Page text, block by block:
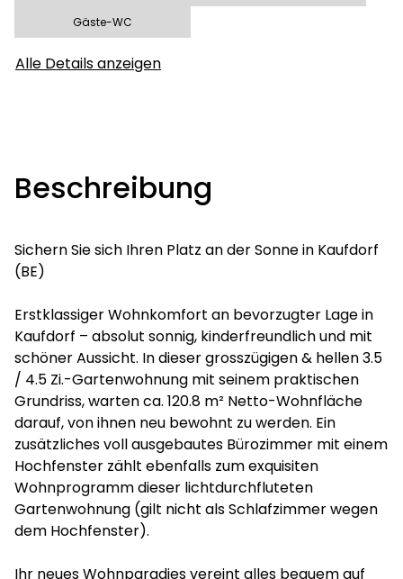
Gäste-WC
Alle Details anzeigen
Beschreibung
Sichern Sie sich Ihren Platz an der Sonne in Kaufdorf
(BE)
Erstklassiger Wohnkomfort an bevorzugter Lage in
Kaufdorf – absolut sonnig, kinderfreundlich und mit
schöner Aussicht. In dieser grosszügigen & hellen 3.5
/ 4.5 Zi.-Gartenwohnung mit seinem praktischen
Grundriss, warten ca. 120.8 m² Netto-Wohnfläche
darauf, von ihnen neu bewohnt zu werden. Ein
zusätzliches voll ausgebautes Bürozimmer mit einem
Hochfenster zählt ebenfalls zum exquisiten
Wohnprogramm dieser lichtdurchfluteten
Gartenwohnung (gilt nicht als Schlafzimmer wegen
dem Hochfenster).
Ihr neues Wohnparadies vereint alles bequem auf